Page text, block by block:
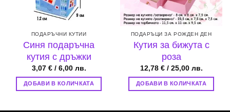
ПОДАРЪЧНИ КУТИИ
Синя подаръчна
кутия с дръжки
3,07 €/ 6,00 лв.
ДОБАВИ В КОЛИЧКАТА
ПОДАРЪЦИ ЗА РОЖДЕН ДЕН
Кутия за бижута с
роза
12,78 €/ 25,00 лв.
ДОБАВИ В КОЛИЧКАТА